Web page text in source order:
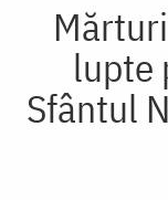
lupte
Sfântul